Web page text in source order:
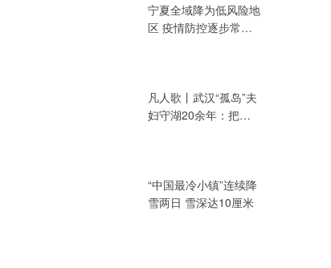
宁夏全域降为低风险地
区 疫情防控逐步常态
凡人歌丨武汉“孤岛”夫
妇守湖20余年：把青
“中国最冷小镇”连续降
雪两日 雪深达10厘米